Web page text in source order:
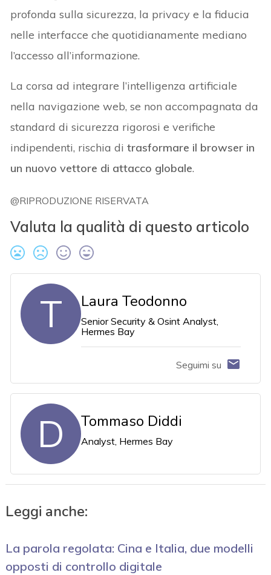
profonda sulla sicurezza, la privacy e la fiducia
nelle interfacce che quotidianamente mediano
l’accesso all’informazione.
La corsa ad integrare l’intelligenza artificiale
nella navigazione web, se non accompagnata da
standard di sicurezza rigorosi e verifiche
indipendenti, rischia ditrasformare il browser in
un nuovo vettore di attacco globale.
@RIPRODUZIONE RISERVATA
Valuta la qualità di questo articolo
T Laura Teodonno
Senior Security & Osint Analyst,
Hermes Bay
Seguimi su
D Tommaso Diddi
Analyst, Hermes Bay
Leggi anche:
La parola regolata: Cina e Italia, due modelli
opposti di controllo digitale